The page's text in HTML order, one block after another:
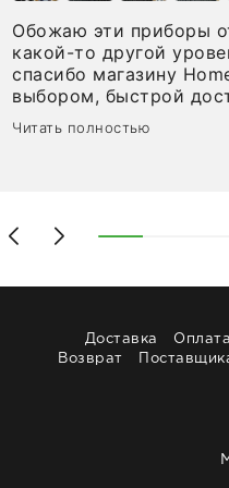
Обожаю эти приборы
какой-то другой
спасибо магазину
выбором, быстрой
сервисом. Один раз
чайные ложки, внутри
доставили сдэком на
торжеству. Поддержка
Рекомендую!
Читать полностью
Доставка Оплата
Возврат